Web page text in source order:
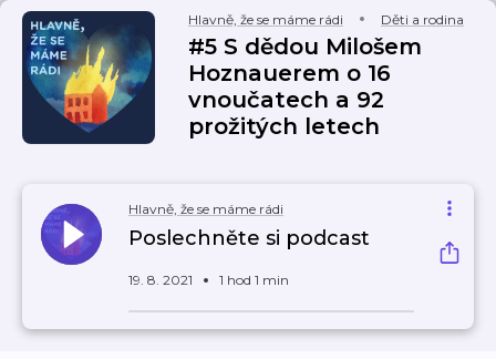
Hlavně, že se máme rádi Děti a rodina
#5 S dědou Milošem
Hoznauerem o 16
vnoučatech a 92
prožitých letech
Hlavně, že se máme rádi
Poslechněte si podcast
19. 8. 2021 1 hod 1 min